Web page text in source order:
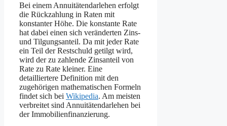
Bei einem Annuitätendarlehen erfolgt
die Rückzahlung in Raten mit
konstanter Höhe. Die konstante Rate
hat dabei einen sich veränderten Zins-
und Tilgungsanteil. Da mit jeder Rate
ein Teil der Restschuld getilgt wird,
wird der zu zahlende Zinsanteil von
Rate zu Rate kleiner. Eine
detailliertere Definition mit den
zugehörigen mathematischen Formeln
findet sich bei Wikipedia. Am meisten
verbreitet sind Annuitätendarlehen bei
der Immobilienfinanzierung.